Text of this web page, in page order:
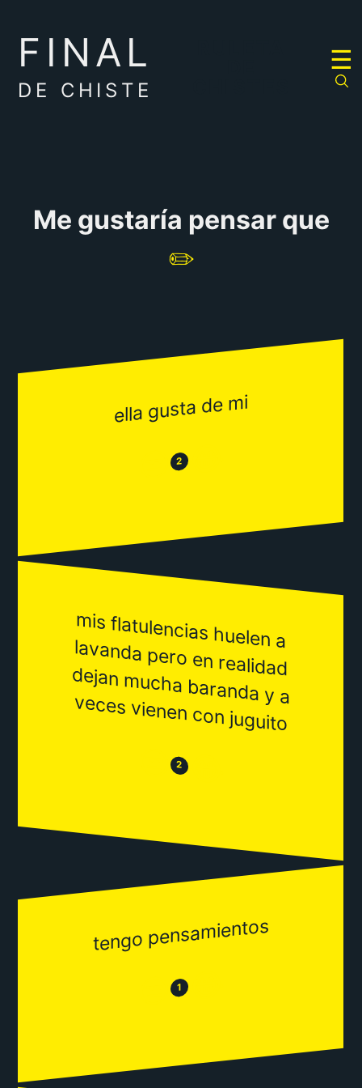
FINAL
DE CHISTE
☰
Me gustaría pensar que
✏️
ella gusta de mi
😒 2 😂
m
is flatulencias huelen a
lavanda pero en realidad
dejan m
ucha baranda y a
veces vienen con juguito
😒 2 😂
tengo pensamientos
😒 1 😂